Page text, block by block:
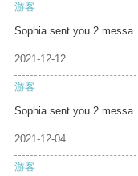
游客
Sophia sent you 2 messa
2021-12-12
游客
Sophia sent you 2 messa
2021-12-04
游客